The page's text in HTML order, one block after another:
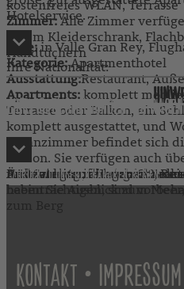
kostenfreies WLAN, Terrasse
Zimmer:Alle Zimmer
einem Kleiderschrank,
Handtüchern
Hotelservice.
Lage:in Valle Gran Rey,
Kategorie:Apartmenthotel
Ausstattung:Restaurant,
Apartments:komplett
Terrasse oder Balkon, ein
komplett ausgestattet, und
Wohnzimmer befindet sich
Person. Sie verfügen auch
und Satelitenfernsehen. Je
haben Sie Ausblick zum
Ihre Nationalität:
EINREISEBESTIMMUNGEN ABFRAGEN
Änderungen, die den
beeinträchtigen, sind
Höhe der Anzahlung in %
Restzahlung in Tagen vor
ZURÜCK ZU UNSEREN KANAREN-REISEN
KONTAKT • IMPRESSUM